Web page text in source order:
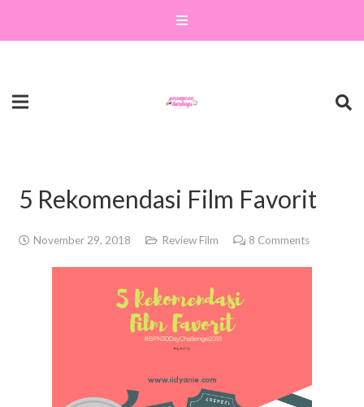
5 Rekomendasi Film Favorit
November 29, 2018 Review Film 8 Comments